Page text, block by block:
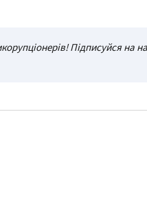
Підписуйся на